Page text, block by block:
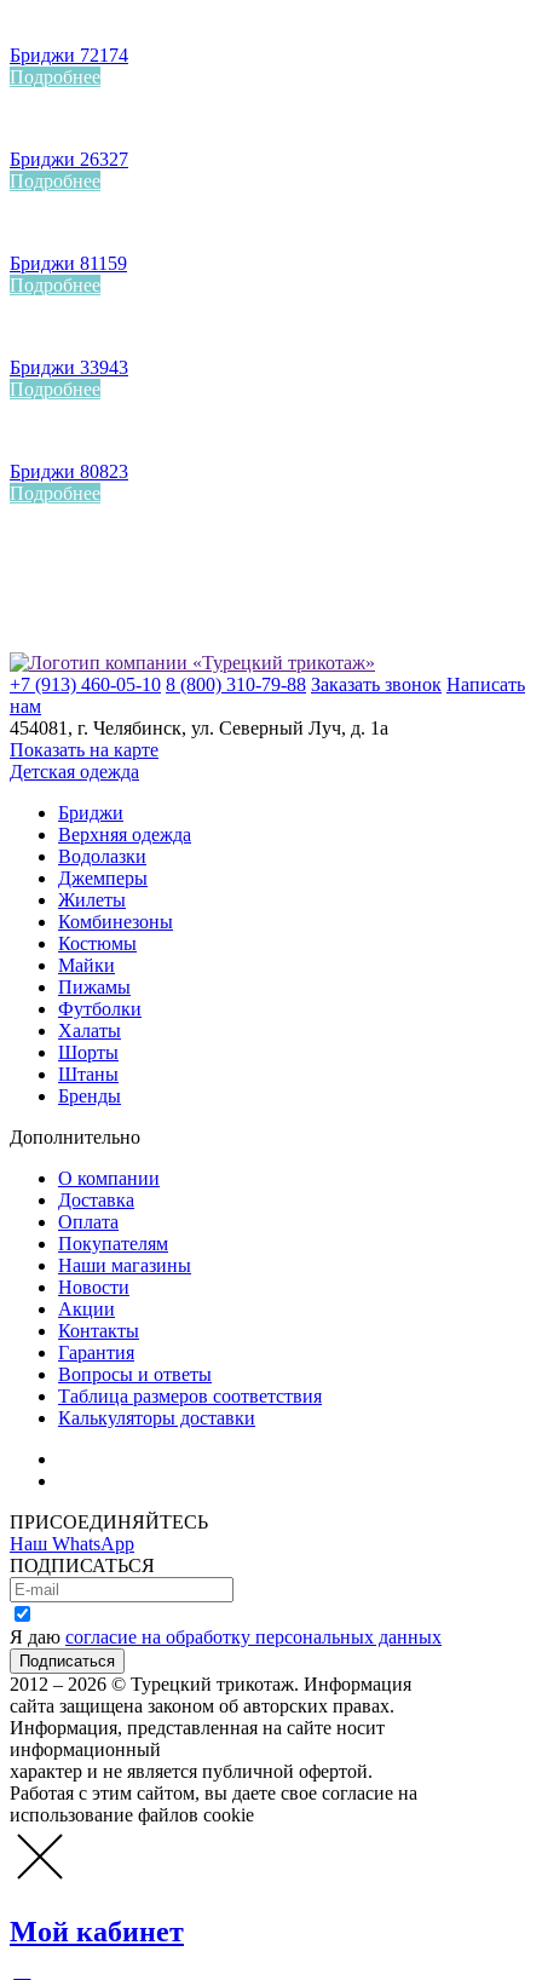
Бриджи 72174
Подробнее
Бриджи 26327
Подробнее
Бриджи 81159
Подробнее
Бриджи 33943
Подробнее
Бриджи 80823
Подробнее
+7 (913) 460-05-10 8 (800) 310-79-88 Заказать звонок Написать
нам
454081 , г. Челябинск, ул. ​Северный Луч, д. 1а
Показать на карте
Детская одежда
Бриджи
Верхняя одежда
Водолазки
Джемперы
Жилеты
Комбинезоны
Костюмы
Майки
Пижамы
Футболки
Халаты
Шорты
Штаны
Бренды
Дополнительно
О компании
Доставка
Оплата
Покупателям
Наши магазины
Новости
Акции
Контакты
Гарантия
Вопросы и ответы
Таблица размеров соответствия
Калькуляторы доставки
ПРИСОЕДИНЯЙТЕСЬ
Наш WhatsApp
ПОДПИСАТЬСЯ
Я даю согласие на обработку персональных данных
2012 – 2026 © Турецкий трикотаж. Информация
сайта защищена законом об авторских правах.
Информация, представленная на сайте носит
информационный
характер и не является публичной офертой.
Работая с этим сайтом, вы даете свое согласие на
использование файлов cookie
Мой кабинет